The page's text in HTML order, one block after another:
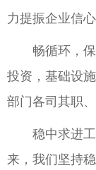
力提振企业信心
畅循环，保
投资，基础设
部门各司其职
稳中求进工
来，我们坚持